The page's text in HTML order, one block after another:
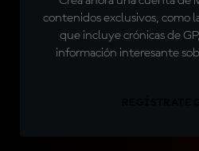
contenidos exclusivos, como
que incluye crónicas de
información interesante